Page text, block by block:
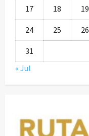
17 18 19
24 25 26
31
« Jul